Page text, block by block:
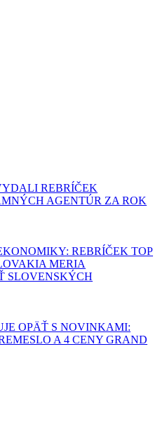
REBRÍČEK
AGENTÚR ZA ROK
REBRÍČEK TOP
MERIA
SLOVENSKÝCH
OPÄŤ S NOVINKAMI:
A 4 CENY GRAND